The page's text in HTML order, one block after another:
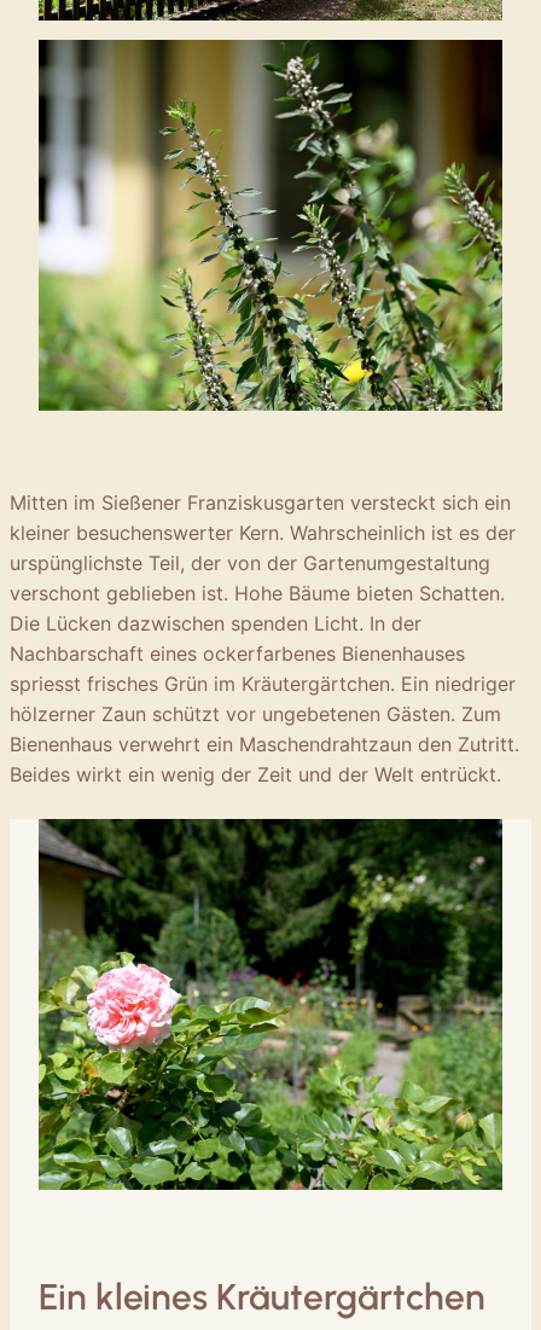
Mitten im Sießener Franziskusgarten versteckt sich ein
kleiner besuchenswerter Kern. Wahrscheinlich ist es der
urspünglichste Teil, der von der Gartenumgestaltung
verschont geblieben ist. Hohe Bäume bieten Schatten.
Die Lücken dazwischen spenden Licht. In der
Nachbarschaft eines ockerfarbenes Bienenhauses
spriesst frisches Grün im Kräutergärtchen. Ein niedriger
hölzerner Zaun schützt vor ungebetenen Gästen. Zum
Bienenhaus verwehrt ein Maschendrahtzaun den Zutritt.
Beides wirkt ein wenig der Zeit und der Welt entrückt.
Ein kleines Kräutergärtchen